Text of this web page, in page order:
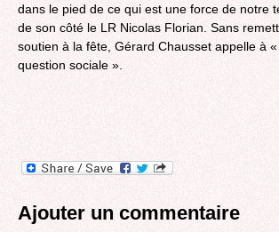
dans le pied de ce qui est une force de notre
de son côté le LR Nicolas Florian. Sans
soutien à la fête, Gérard Chausset appelle à
question sociale ».
Ajouter un commentaire